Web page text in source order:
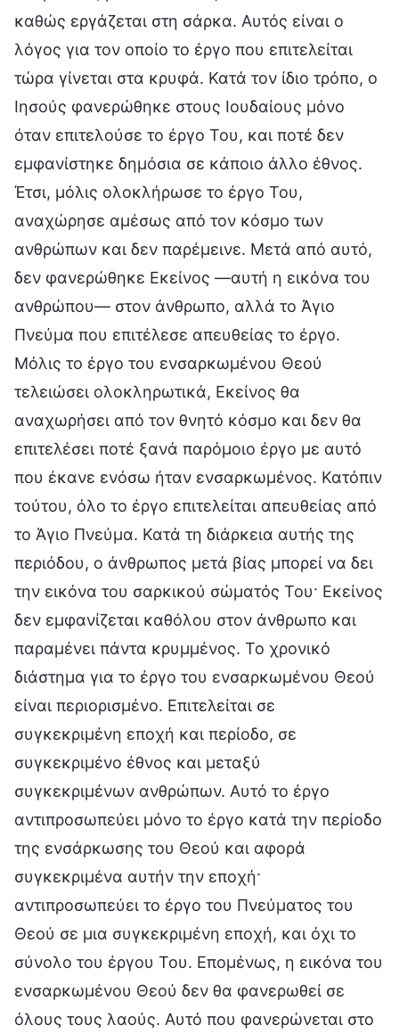
καθώς εργάζεται στη σάρκα. Αυτός είναι ο
λόγος για τον οποίο το έργο που επιτελείται
τώρα γίνεται στα κρυφά. Κατά τον ίδιο τρόπο, ο
Ιησούς φανερώθηκε στους Ιουδαίους μόνο
όταν επιτελούσε το έργο Του, και ποτέ δεν
εμφανίστηκε δημόσια σε κάποιο άλλο έθνος.
Έτσι, μόλις ολοκλήρωσε το έργο Του,
αναχώρησε αμέσως από τον κόσμο των
ανθρώπων και δεν παρέμεινε. Μετά από αυτό,
δεν φανερώθηκε Εκείνος —αυτή η εικόνα του
ανθρώπου— στον άνθρωπο, αλλά το Άγιο
Πνεύμα που επιτέλεσε απευθείας το έργο.
Μόλις το έργο του ενσαρκωμένου Θεού
τελειώσει ολοκληρωτικά, Εκείνος θα
αναχωρήσει από τον θνητό κόσμο και δεν θα
επιτελέσει ποτέ ξανά παρόμοιο έργο με αυτό
που έκανε ενόσω ήταν ενσαρκωμένος. Κατόπιν
τούτου, όλο το έργο επιτελείται απευθείας από
το Άγιο Πνεύμα. Κατά τη διάρκεια αυτής της
περιόδου, ο άνθρωπος μετά βίας μπορεί να δει
την εικόνα του σαρκικού σώματός Του· Εκείνος
δεν εμφανίζεται καθόλου στον άνθρωπο και
παραμένει πάντα κρυμμένος. Το χρονικό
διάστημα για το έργο του ενσαρκωμένου Θεού
είναι περιορισμένο. Επιτελείται σε
συγκεκριμένη εποχή και περίοδο, σε
συγκεκριμένο έθνος και μεταξύ
συγκεκριμένων ανθρώπων. Αυτό το έργο
αντιπροσωπεύει μόνο το έργο κατά την περίοδο
της ενσάρκωσης του Θεού και αφορά
συγκεκριμένα αυτήν την εποχή·
αντιπροσωπεύει το έργο του Πνεύματος του
Θεού σε μια συγκεκριμένη εποχή, και όχι το
σύνολο του έργου Του. Επομένως, η εικόνα του
ενσαρκωμένου Θεού δεν θα φανερωθεί σε
όλους τους λαούς. Αυτό που φανερώνεται στο